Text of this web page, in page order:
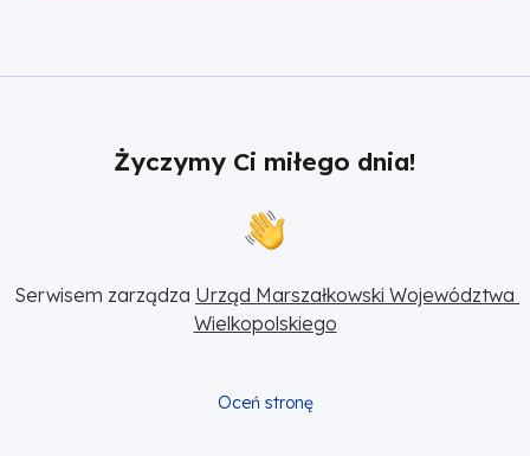
Życzymy Ci miłego dnia!
Serwisem zarządza Urząd Marszałkowski Województwa
Wielkopolskiego
Oceń stronę